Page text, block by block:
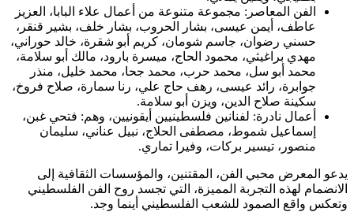
الفن المعاصر: مجموعة متنوعة من أعمال علاء البابا، العزيز
عاطف، أيمن عيسى، بشار الحروب، بشار خلف، بشير قنقر،
حسني رضوان، جاسم شومان، كريم أبو شقرة، خالد حوراني،
مهدي براغيثي، محمود الحاج، ميسرة بارود، مالك أبو سلامة،
محمد أبو سل، محمد حرب، محمد جحا، محمد خليل، منذر
جوابرة، رائد عيسى، رهف حاج علي، رنا سمارة، صلاح فروخ،
سكينة صلاح الدين، ويزن أبو سلامة.
أعمال نادرة: لفنانين فلسطينيين أيقونيين، وهم: فتحي غبن،
إسماعيل شموط، مصطفى الحلاج، نبيل عناني، سليمان
منصور، تيسير بركات، وفيرا تماري.
يدعو المعرض محبي الفن، المقتنين، والمؤسسات الثقافية إلى
الانضمام لهذه التجربة المميزة، التي تجسد روح الفن الفلسطيني
وتعكس واقع الصمود للشعب الفلسطيني أينما وجد.